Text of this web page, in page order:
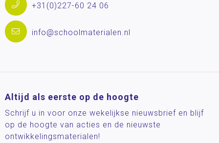
+31(0)227-60 24 06
info@schoolmaterialen.nl
Altijd als eerste op de hoogte
Schrijf u in voor onze wekelijkse nieuwsbrief en blijf
op de hoogte van acties en de nieuwste
ontwikkelingsmaterialen!